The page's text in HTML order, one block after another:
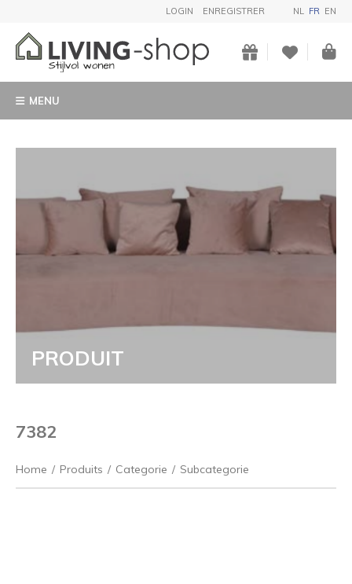
LOGIN ENREGISTRER NL FR EN
MENU
PRODUIT
7382
Home / Produits / Categorie / Subcategorie